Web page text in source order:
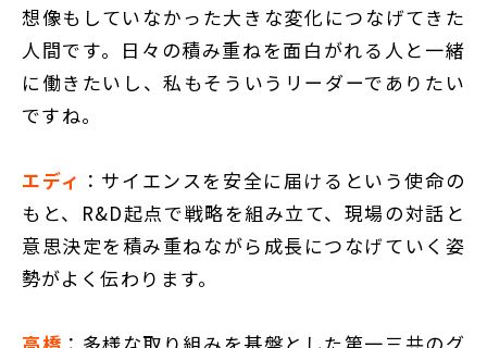
想像もしていなかった大きな変化につなげてきた
人間です。日々の積み重ねを面白がれる人と一緒
に働きたいし、私もそういうリーダーでありたい
ですね。
エディ ：サイエンスを安全に届けるという使命の
もと、R&D起点で戦略を組み立て、現場の対話と
意思決定を積み重ねながら成長につなげていく姿
勢がよく伝わります。